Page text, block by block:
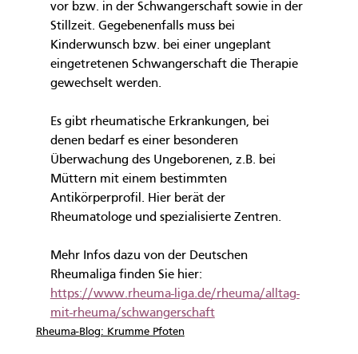
vor bzw. in der Schwangerschaft sowie in der
Stillzeit. Gegebenenfalls muss bei
Kinderwunsch bzw. bei einer ungeplant
eingetretenen Schwangerschaft die Therapie
gewechselt werden.
Es gibt rheumatische Erkrankungen, bei
denen bedarf es einer besonderen
Überwachung des Ungeborenen, z.B. bei
Müttern mit einem bestimmten
Antikörperprofil. Hier berät der
Rheumatologe und spezialisierte Zentren.
Mehr Infos dazu von der Deutschen
Rheumaliga finden Sie hier:
https://www.rheuma-liga.de/rheuma/alltag-
mit-rheuma/schwangerschaft
Rheuma-Blog: Krumme Pfoten